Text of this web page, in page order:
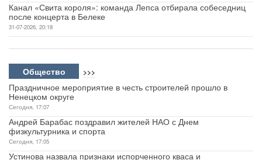
Канал «Свита короля»: команда Лепса отбирала собеседниц
после концерта в Белеке
31-07-2026, 20:18
Общество >>>
Праздничное мероприятие в честь строителей прошло в
Ненецком округе
Сегодня, 17:07
Андрей Барабас поздравил жителей НАО с Днем
физкультурника и спорта
Сегодня, 17:05
Устинова назвала признаки испорченного кваса и